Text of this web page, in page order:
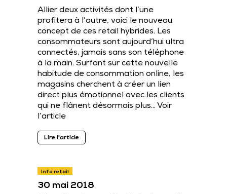
Allier deux activités dont l’une
profitera à l’autre, voici le nouveau
concept de ces retail hybrides. Les
consommateurs sont aujourd’hui ultra
connectés, jamais sans son téléphone
à la main. Surfant sur cette nouvelle
habitude de consommation online, les
magasins cherchent à créer un lien
direct plus émotionnel avec les clients
qui ne flânent désormais plus… Voir
l’article
Lire l'article
Info retail
30 mai 2018